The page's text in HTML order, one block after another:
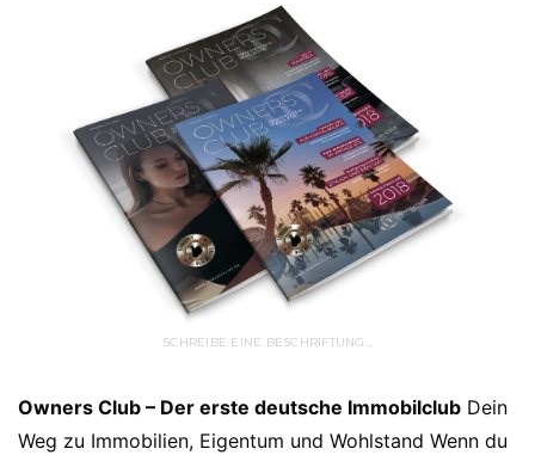
SCHREIBE EINE BESCHRIFTUNG…
Owners Club – Der erste deutsche Immobilclub Dein
Weg zu Immobilien, Eigentum und Wohlstand Wenn du